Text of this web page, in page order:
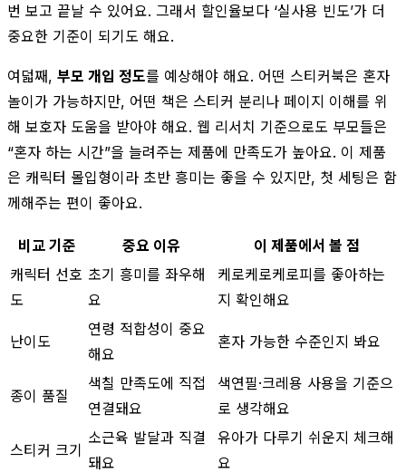
번 보고 끝날 수 있어요. 그래서 할인율보다 ‘실사용 빈도’가 더
중요한 기준이 되기도 해요.
여덟째, 부모 개입 정도를 예상해야 해요. 어떤 스티커북은 혼자
놀이가 가능하지만, 어떤 책은 스티커 분리나 페이지 이해를 위
해 보호자 도움을 받아야 해요. 웹 리서치 기준으로도 부모들은
“혼자 하는 시간”을 늘려주는 제품에 만족도가 높아요. 이 제품
은 캐릭터 몰입형이라 초반 흥미는 좋을 수 있지만, 첫 세팅은 함
께해주는 편이 좋아요.
비교 기준 중요 이유
이 제품에서 볼 점
캐릭터 선호
도
초기 흥미를 좌우해
요
케로케로케로피를 좋아하는
지 확인해요
난이도
연령 적합성이 중요
해요
혼자 가능한 수준인지 봐요
종이 품질
색칠 만족도에 직접
연결돼요
색연필·크레용 사용을 기준으
로 생각해요
스티커 크기
소근육 발달과 직결
돼요
유아가 다루기 쉬운지 체크해
요